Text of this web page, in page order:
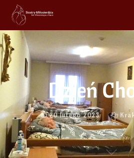
Dzień
20 lutego 2023